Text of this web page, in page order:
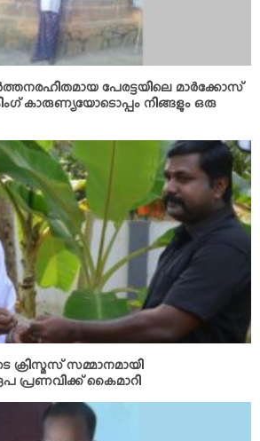
പേരട്ടയിലെ മാര്‍ക്കോസ്
കാരുണ്യയോടൊപ്പം നിങ്ങളും ഒരു
സമ്മാനമായി
പ്രണവിക്ക് കൈമാറി